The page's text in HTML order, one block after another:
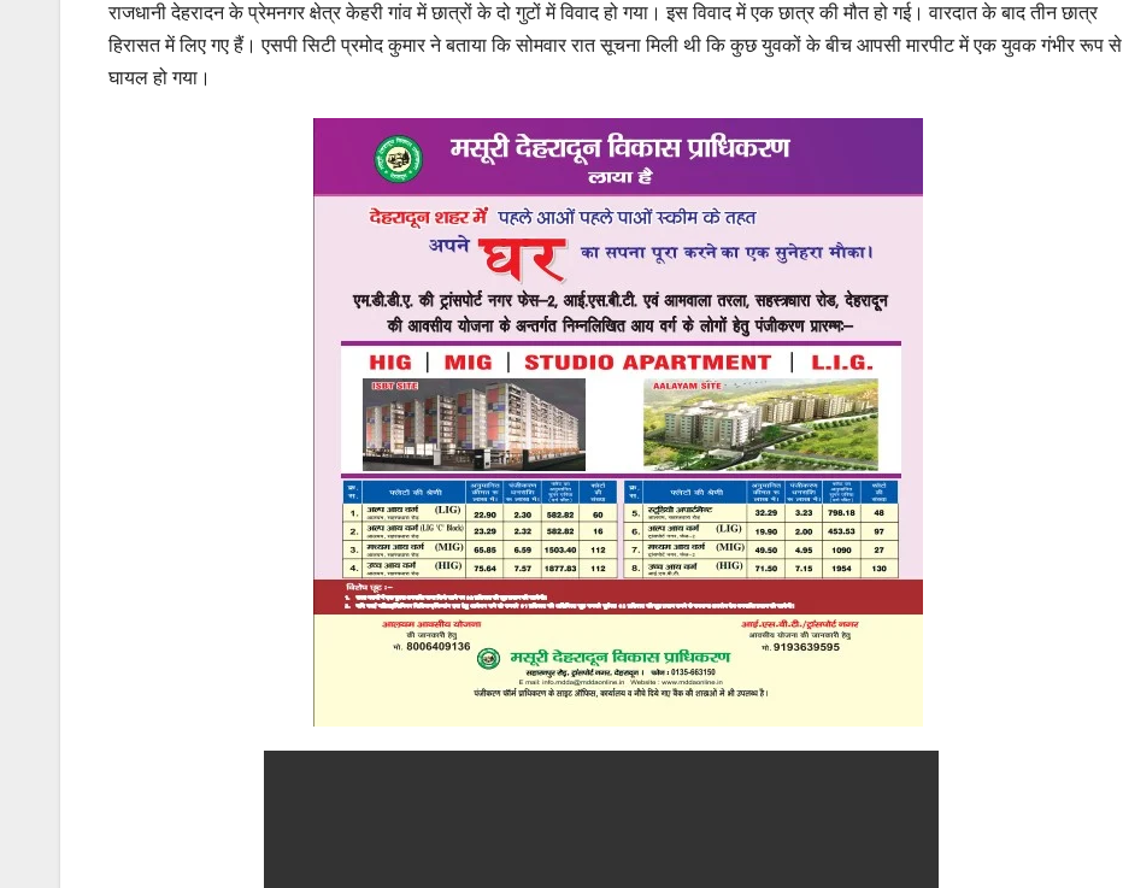
राजधानी देहरादन के प्रेमनगर क्षेत्र केहरी गांव में छात्रों के दो गुटों में विवाद हो गया। इस विवाद में एक छात्र की मौत हो गई। वारदात के बाद तीन छात्र
हिरासत में लिए गए हैं। एसपी सिटी प्रमोद कुमार ने बताया कि सोमवार रात सूचना मिली थी कि कुछ युवकों के बीच आपसी मारपीट में एक युवक गंभीर रूप से
घायल हो गया।